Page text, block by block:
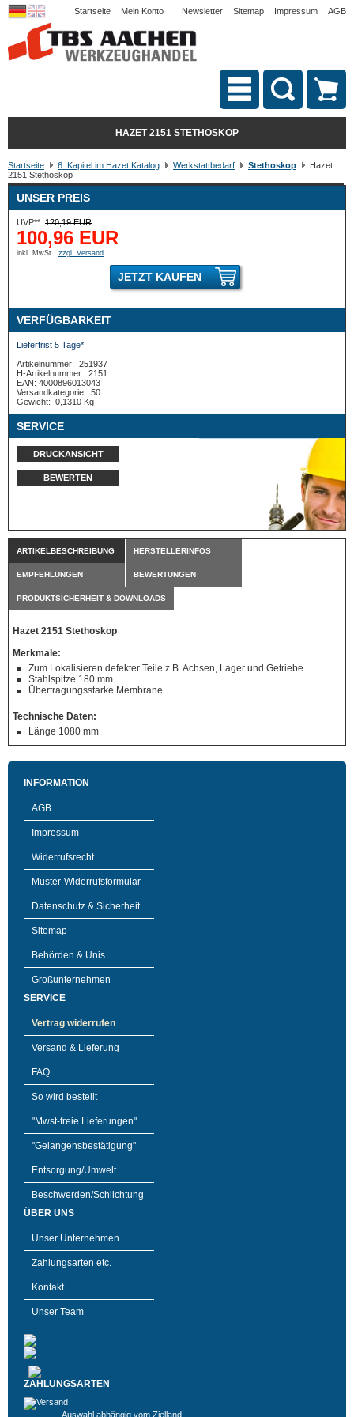
Startseite Mein Konto Newsletter Sitemap Impressum AGB
HAZET 2151 STETHOSKOP
Startseite 6. Kapitel im Hazet Katalog Werkstattbedarf Stethoskop
Hazet
2151 Stethoskop
UNSER PREIS
UVP**: 120,19 EUR
100,96 EUR
inkl. MwSt. zzgl. Versand
JETZT KAUFEN
VERFÜGBARKEIT
Lieferfrist 5 Tage*
Artikelnummer: 251937
H-Artikelnummer: 2151
EAN: 4000896013043
Versandkategorie: 50
Gewicht: 0,1310 Kg
SERVICE
DRUCKANSICHT
BEWERTEN
ARTIKELBESCHREIBUNG HERSTELLERINFOS
EMPFEHLUNGEN BEWERTUNGEN
PRODUKTSICHERHEIT & DOWNLOADS
Hazet 2151 Stethoskop
Merkmale:
Zum Lokalisieren defekter Teile z.B. Achsen, Lager und Getriebe
Stahlspitze 180 mm
Übertragungsstarke Membrane
Technische Daten:
Länge 1080 mm
INFORMATION
AGB
Impressum
Widerrufsrecht
Muster-Widerrufsformular
Datenschutz & Sicherheit
Sitemap
Behörden & Unis
Großunternehmen
SERVICE
Vertrag widerrufen
Versand & Lieferung
FAQ
So wird bestellt
"Mwst-freie Lieferungen"
"Gelangensbestätigung"
Entsorgung/Umwelt
Beschwerden/Schlichtung
ÜBER UNS
Unser Unternehmen
Zahlungsarten etc.
Kontakt
Unser Team
ZAHLUNGSARTEN
Auswahl abhängig vom Zielland